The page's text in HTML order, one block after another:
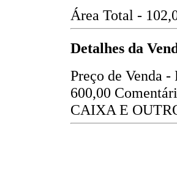
Área Total -
Detalhes da
Preço de Venda -
600,00
CAIXA E